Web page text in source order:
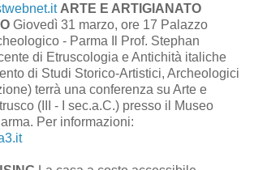
ARTE E ARTIGIANATO
Giovedì 31 marzo, ore 17 Palazzo
- Parma Il Prof. Stephan
di Etruscologia e Antichità italiche
di Studi Storico-Artistici, Archeologici
terrà una conferenza su Arte e
(III - I sec.a.C.) presso il Museo
Per informazioni: